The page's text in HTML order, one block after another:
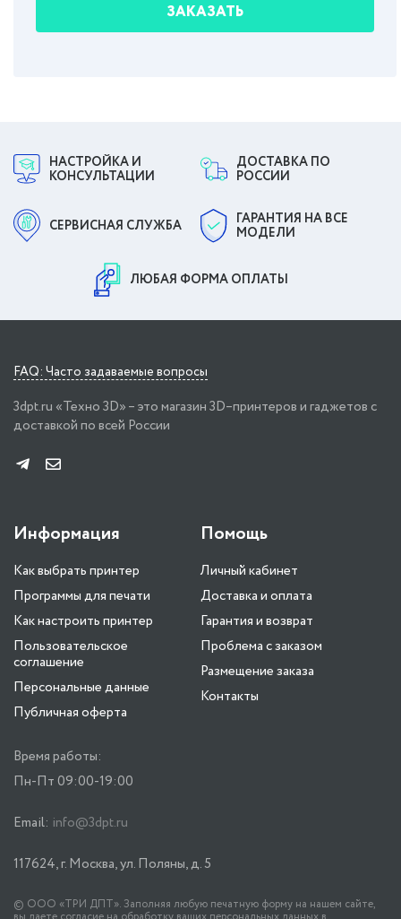
ЗАКАЗАТЬ
НАСТРОЙКА И
КОНСУЛЬТАЦИИ
ДОСТАВКА ПО
РОССИИ
СЕРВИСНАЯ СЛУЖБА
ГАРАНТИЯ НА ВСЕ
МОДЕЛИ
ЛЮБАЯ ФОРМА ОПЛАТЫ
FAQ: Часто задаваемые вопросы
3dpt.ru «Техно 3D» – это магазин 3D–принтеров и гаджетов с
доставкой по всей России
Информация
Как выбрать принтер
Программы для печати
Как настроить принтер
Пользовательское
соглашение
Персональные данные
Публичная оферта
Помощь
Личный кабинет
Доставка и оплата
Гарантия и возврат
Проблема с заказом
Размещение заказа
Контакты
Время работы:
Пн-Пт 09:00-19:00
Email: info@3dpt.ru
117624, г. Москва, ул. Поляны, д. 5
© ООО «ТРИ ДПТ». Заполняя любую печатную форму на нашем сайте,